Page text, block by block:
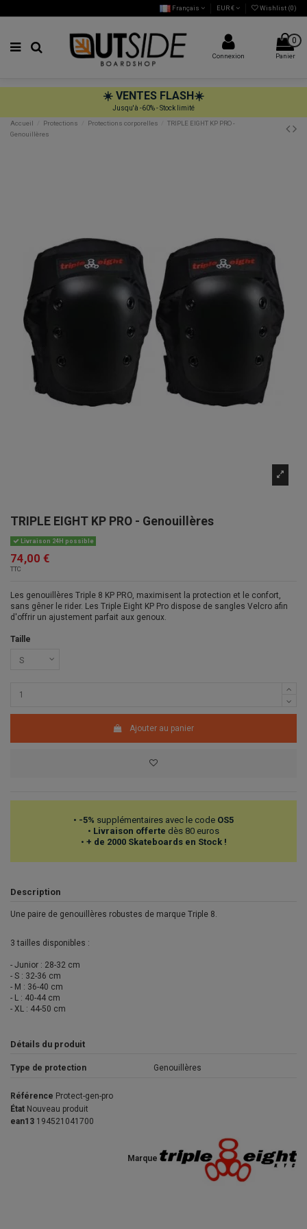
Français EUR € Wishlist (0)
Connexion
0
Panier
☀️ VENTES FLASH☀️
Jusqu'à -60% - Stock limité
Accueil
Protections Protections corporelles
TRIPLE EIGHT KP PRO -
Genouillères
TRIPLE EIGHT KP PRO - Genouillères
Livraison 24H possible
74,00 €
TTC
Les genouillères Triple 8 KP PRO, maximisent la protection et le confort,
sans gêner le rider. Les Triple Eight KP Pro dispose de sangles Velcro afin
d'offrir un ajustement parfait aux genoux.
Taille
Ajouter au panier
• -5% supplémentaires avec le code OS5
• Livraison offerte dès 80 euros
• + de 2000 Skateboards en Stock !
Description
Une paire de genouillères robustes de marque Triple 8.
3 tailles disponibles :
- Junior : 28-32 cm
- S : 32-36 cm
- M : 36-40 cm
- L : 40-44 cm
- XL : 44-50 cm
Détails du produit
Type de protection Genouillères
Marque
Référence Protect-gen-pro
État Nouveau produit
ean13 194521041700